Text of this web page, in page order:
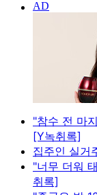
"참수 전 마
[Y녹취록]
집주인 실거
"너무 더워
취록]